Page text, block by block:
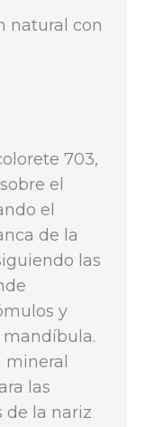
natural con
703,
el
el
de la
las
y
las
de la nariz